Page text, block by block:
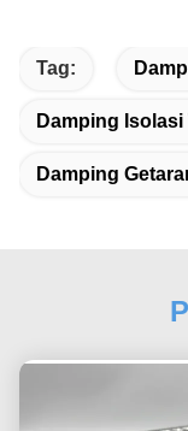
Tag:
Damping Isolasi
Damping